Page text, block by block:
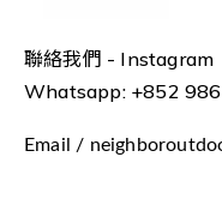
聯絡我們 - Instagram
Whatsapp: +852
Email /